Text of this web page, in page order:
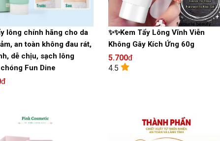
lông chính hãng cho da
an toàn không đau rát,
dễ chịu, sạch lông
Fun Dine
đ
✨✨Kem Tẩy Lông Vĩnh Viễn
Không Gây Kích Ứng 60g
5.700đ
4.5